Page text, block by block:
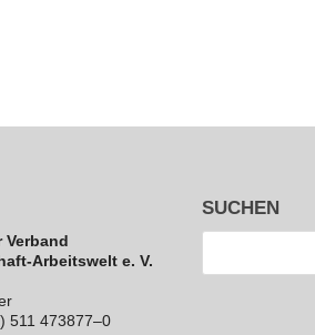
Verband
Arbeits­welt e. V.
511 473877–0
SUCHEN